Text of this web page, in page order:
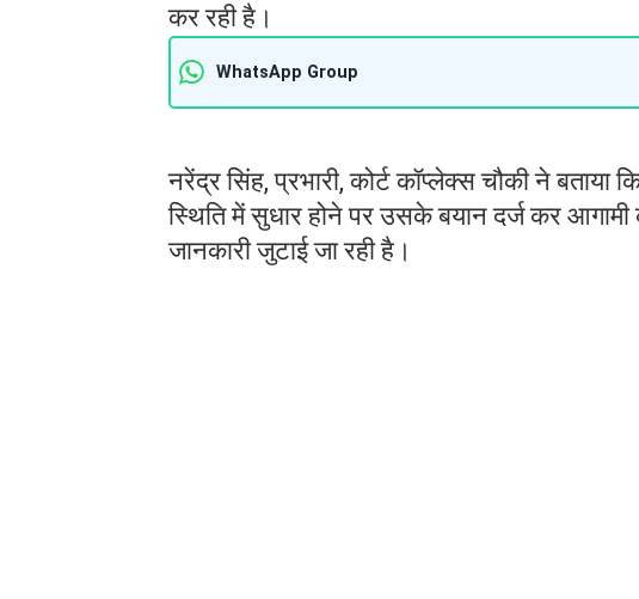
कर रही है।
WhatsApp Group
नरेंद्र सिंह, प्रभारी, कोर्ट कॉप्लेक्स चौकी ने
स्थिति में सुधार होने पर उसके बयान दर्ज कर आगामी
जानकारी जुटाई जा रही है।